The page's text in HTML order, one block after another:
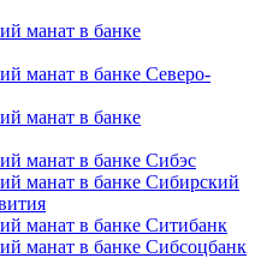
манат в банке
манат в банке Северо-
манат в банке
манат в банке Сибэс
манат в банке Сибирский
манат в банке Ситибанк
манат в банке Сибсоцбанк